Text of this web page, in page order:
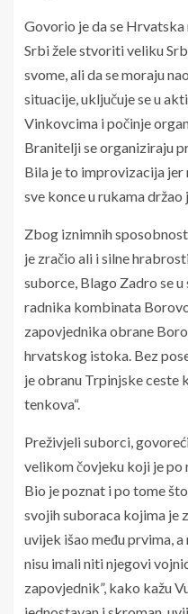
Govorio je da se
Srbi žele stvoriti veliku
svome, ali da se moraju
situacije, uključuje se u
Vinkovcima i počinje
Branitelji se organiziraju
Bila je to improvizacija jer
sve konce u rukama držao
Zbog iznimnih
je zračio ali i silne
suborce, Blago Zadro se
radnika kombinata
zapovjednika obrane
hrvatskog istoka. Bez
je obranu Trpinjske ceste
tenkova“.
Preživjeli suborci,
velikom čovjeku koji je po
Bio je poznat i po tome
svojih suboraca kojima je
uvijek išao među prvima,
nisu imali niti njegovi
zapovjednik”, kako kažu